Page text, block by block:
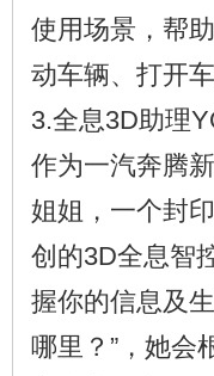
使用场景，帮
动车辆、打开
3.全息3D助理
作为一汽奔腾
姐姐，一个封
创的3D全息智
握你的信息及
哪里？”，她会